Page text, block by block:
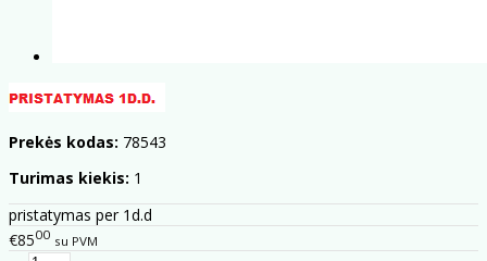
Prekės kodas: 78543
Turimas kiekis: 1
pristatymas per 1d.d
€8500 su PVM